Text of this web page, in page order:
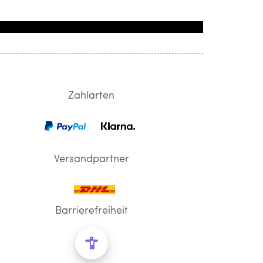
Zahlarten
Versandpartner
Barrierefreiheit